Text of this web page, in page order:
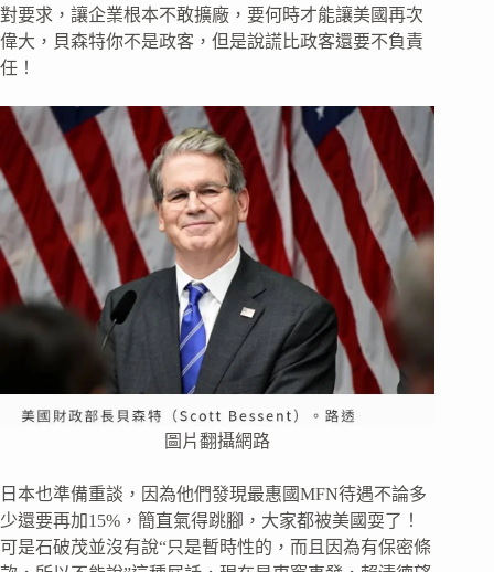
對要求，讓企業根本不敢擴廠，要何時才能讓美國再次
偉大，貝森特你不是政客，但是說謊比政客還要不負責
任！
圖片翻攝網路
日本也準備重談，因為他們發現最惠國MFN待遇不論多
少還要再加15%，簡直氣得跳腳，大家都被美國耍了！
可是石破茂並沒有說“只是暫時性的，而且因為有保密條